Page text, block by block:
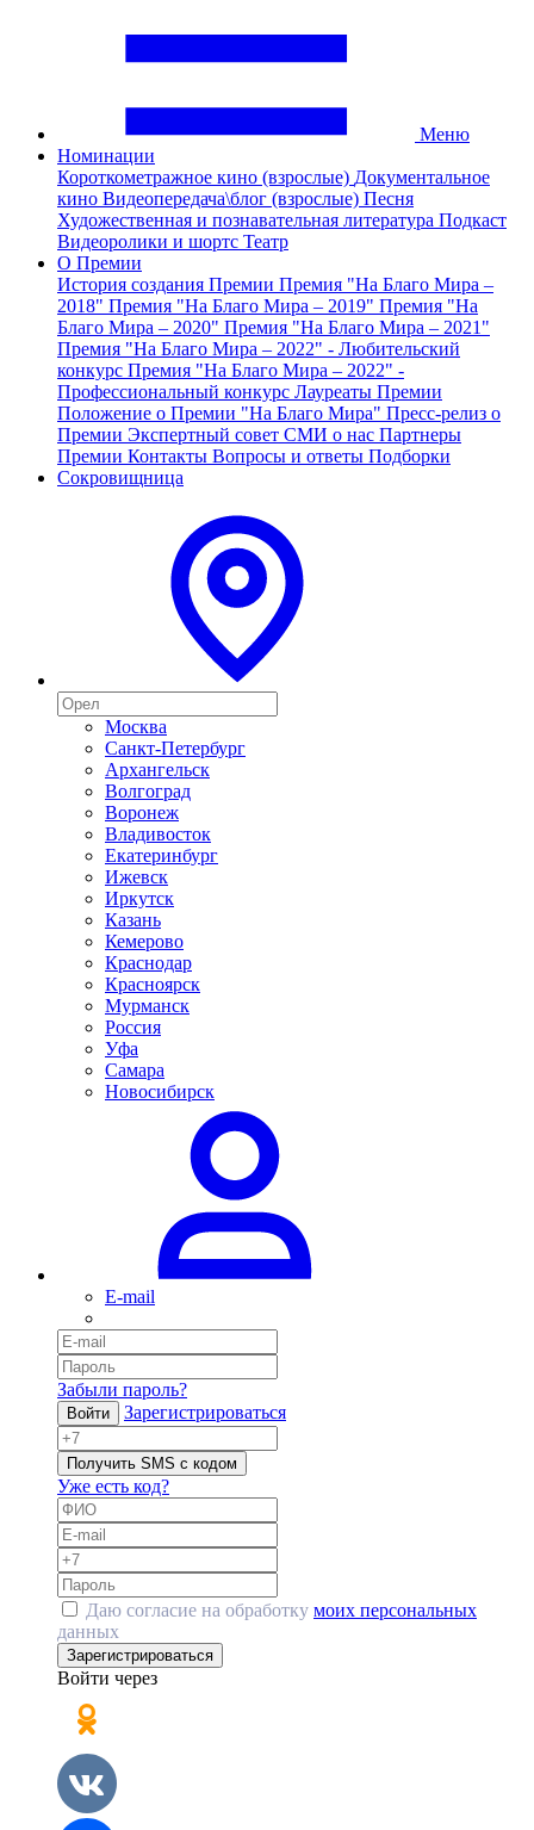
Меню
Номинации
Короткометражное кино (взрослые) Документальное
кино Видеопередача\блог (взрослые) Песня
Художественная и познавательная литература Подкаст
Видеоролики и шортс Театр
О Премии
История создания Премии Премия "На Благо Мира –
2018" Премия "На Благо Мира – 2019" Премия "На
Благо Мира – 2020" Премия "На Благо Мира – 2021"
Премия "На Благо Мира – 2022" - Любительский
конкурс Премия "На Благо Мира – 2022" -
Профессиональный конкурс Лауреаты Премии
Положение о Премии "На Благо Мира" Пресс-релиз о
Премии Экспертный совет СМИ о нас Партнеры
Премии Контакты Вопросы и ответы Подборки
Сокровищница
Москва
Санкт-Петербург
Архангельск
Волгоград
Воронеж
Владивосток
Екатеринбург
Ижевск
Иркутск
Казань
Кемерово
Краснодар
Красноярск
Мурманск
Россия
Уфа
Самара
Новосибирск
E-mail
Забыли пароль?
Войти Зарегистрироваться
Получить SMS с кодом
Уже есть код?
Даю согласие на обработку моих персональных
данных
Зарегистрироваться
Войти через